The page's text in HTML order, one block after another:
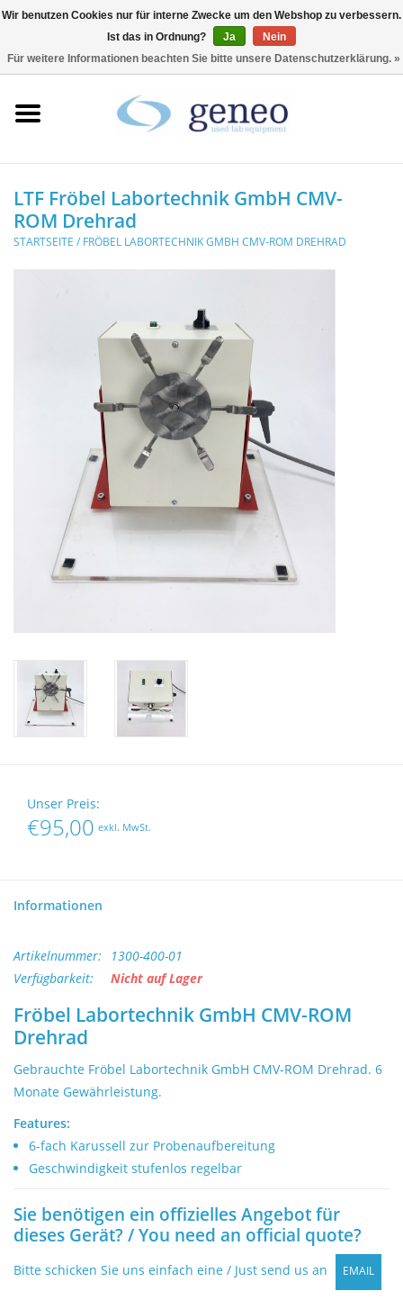
HPLC & Chromatographie
Biotechnologie
Inkubatoren &
Schütteln und Mischen
Waagen
Yellow Sub
Medizin
Laborgeräte kaufen
LTF Fröbel Labortechnik GmbH CMV-
ROM Drehrad
STARTSEITE / FRÖBEL LABORTECHNIK GMBH CMV-ROM DREHRAD
Unser Preis:
€95,00 exkl. MwSt.
Informationen
Artikelnummer:
1300-400-01
Verfügbarkeit:
Nicht auf Lager
Fröbel Labortechnik GmbH CMV-ROM
Drehrad
Gebrauchte Fröbel Labortechnik GmbH CMV-ROM Drehrad. 6
Monate Gewährleistung.
Features:
6-fach Karussell zur Probenaufbereitung
Geschwindigkeit stufenlos regelbar
Sie benötigen ein offizielles Angebot für
dieses Gerät? / You need an official quote?
Bitte schicken Sie uns einfach eine / Just send us an EMAIL
Wir benutzen Cookies nur für interne Zwecke um den Webshop zu verbessern.
Ist das in Ordnung?
Ja
Nein
Für weitere Informationen beachten Sie bitte unsere Datenschutzerklärung. »